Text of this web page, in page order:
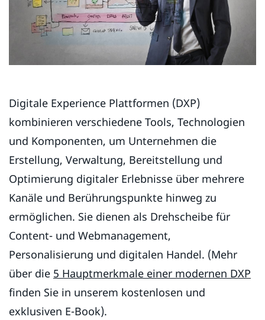
Digitale Experience Plattformen (DXP)
kombinieren verschiedene Tools, Technologien
und Komponenten, um Unternehmen die
Erstellung, Verwaltung, Bereitstellung und
Optimierung digitaler Erlebnisse über mehrere
Kanäle und Berührungspunkte hinweg zu
ermöglichen. Sie dienen als Drehscheibe für
Content- und Webmanagement,
Personalisierung und digitalen Handel. (Mehr
über die 5 Hauptmerkmale einer modernen DXP
finden Sie in unserem kostenlosen und
exklusiven E-Book).